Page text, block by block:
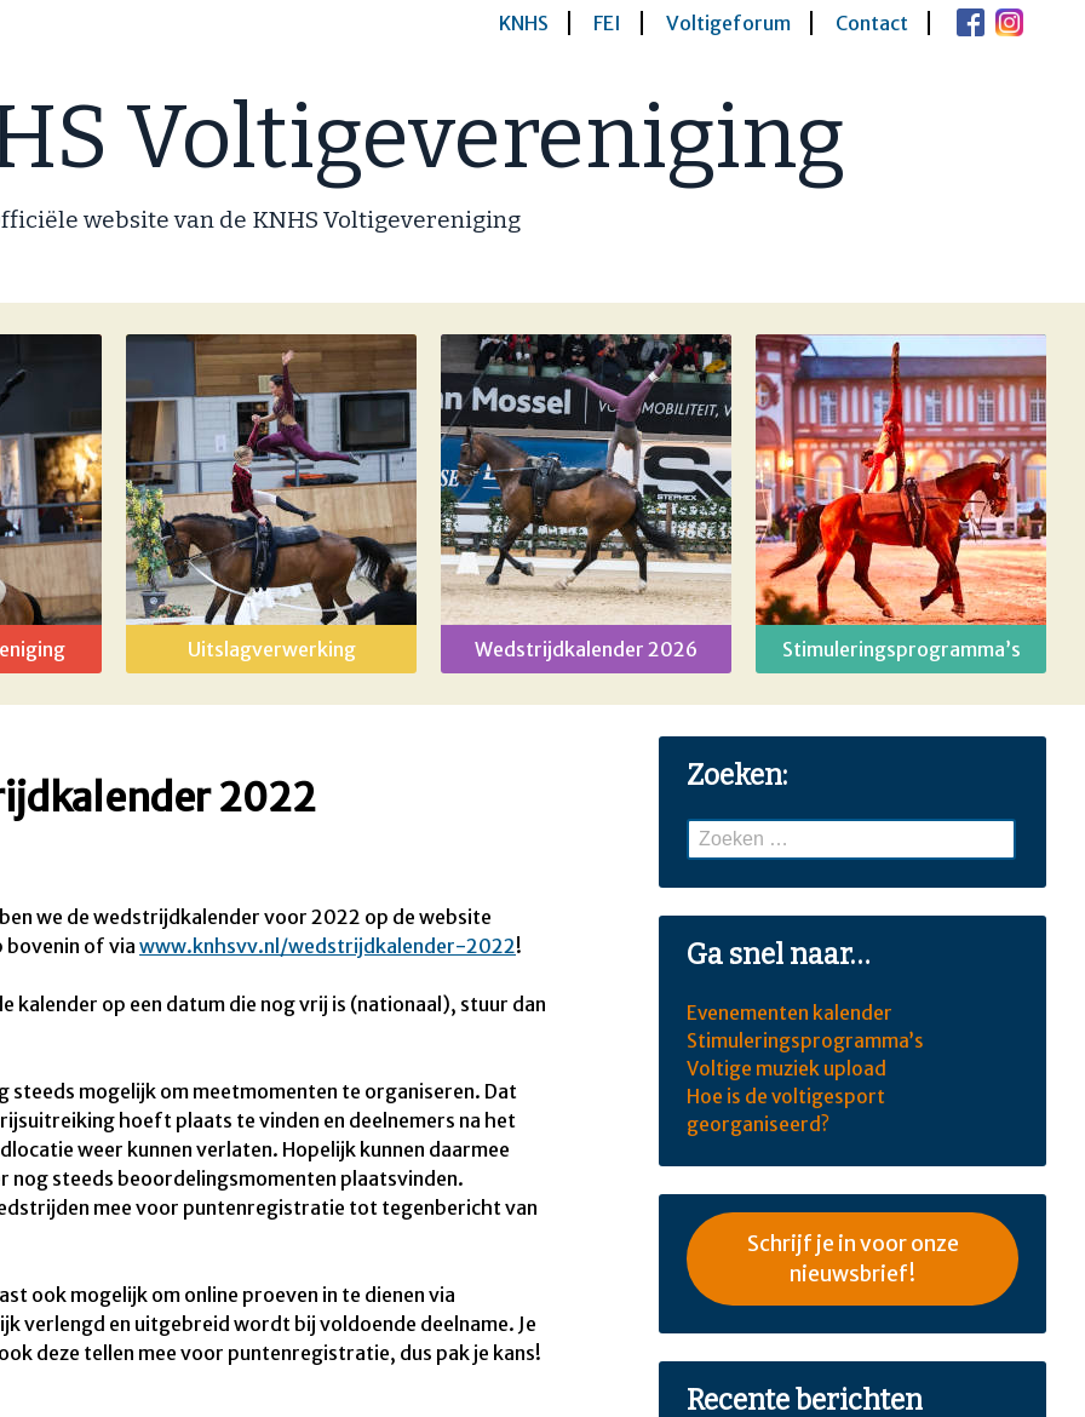
KNHS FEI Voltigeforum Contact
Voltigevereniging
website van de KNHS Voltigevereniging
Uitslagverwerking Wedstrijdkalender 2026 Stimuleringsprogramma’s
2022
we de wedstrijdkalender voor 2022 op de website
bovenin of via www.knhsvv.nl/wedstrijdkalender-2022!
kalender op een datum die nog vrij is (nationaal), stuur dan
steeds mogelijk om meetmomenten te organiseren. Dat
hoeft plaats te vinden en deelnemers na het
weer kunnen verlaten. Hopelijk kunnen daarmee
nog steeds beoordelingsmomenten plaatsvinden.
mee voor puntenregistratie tot tegenbericht van
ook mogelijk om online proeven in te dienen via
verlengd en uitgebreid wordt bij voldoende deelname. Je
deze tellen mee voor puntenregistratie, dus pak je kans!
Zoeken:
Zoeken
naar:
Ga snel naar…
Evenementen kalender
Stimuleringsprogramma’s
Voltige muziek upload
Hoe is de voltigesport
georganiseerd?
Schrijf je in voor onze
nieuwsbrief!
Recente berichten